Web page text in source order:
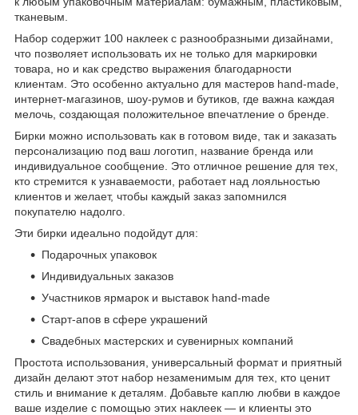
тканевым.
Набор содержит 100 наклеек с разнообразными дизайнами,
что позволяет использовать их не только для маркировки
товара, но и как средство выражения благодарности
клиентам. Это особенно актуально для мастеров hand-made,
интернет-магазинов, шоу-румов и бутиков, где важна каждая
мелочь, создающая положительное впечатление о бренде.
Бирки можно использовать как в готовом виде, так и заказать
персонализацию под ваш логотип, название бренда или
индивидуальное сообщение. Это отличное решение для тех,
кто стремится к узнаваемости, работает над лояльностью
клиентов и желает, чтобы каждый заказ запомнился
покупателю надолго.
Эти бирки идеально подойдут для:
Подарочных упаковок
Индивидуальных заказов
Участников ярмарок и выставок hand-made
Старт-апов в сфере украшений
Свадебных мастерских и сувенирных компаний
Простота использования, универсальный формат и приятный
дизайн делают этот набор незаменимым для тех, кто ценит
стиль и внимание к деталям. Добавьте каплю любви в каждое
ваше изделие с помощью этих наклеек — и клиенты это